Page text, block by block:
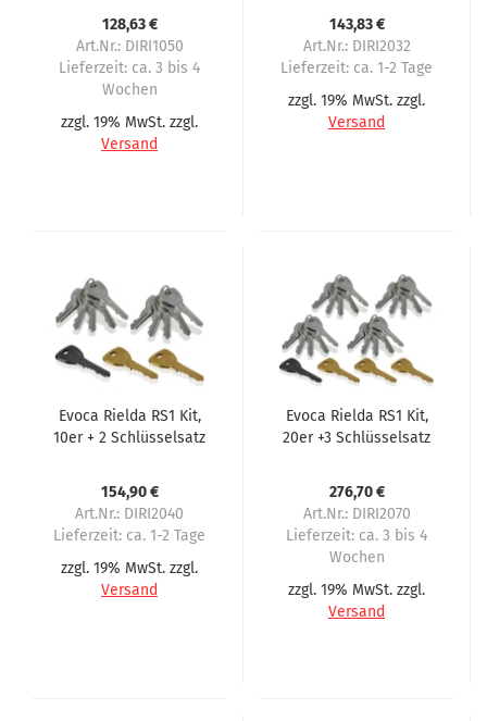
128,63 €
Art.Nr.: DIRI1050
Lieferzeit: ca. 3 bis 4
Wochen
zzgl. 19% MwSt. zzgl.
Versand
143,83 €
Art.Nr.: DIRI2032
Lieferzeit: ca. 1-2 Tage
zzgl. 19% MwSt. zzgl.
Versand
Evoca Rielda RS1 Kit,
10er + 2 Schlüsselsatz
154,90 €
Art.Nr.: DIRI2040
Lieferzeit: ca. 1-2 Tage
zzgl. 19% MwSt. zzgl.
Versand
Evoca Rielda RS1 Kit,
20er +3 Schlüsselsatz
276,70 €
Art.Nr.: DIRI2070
Lieferzeit: ca. 3 bis 4
Wochen
zzgl. 19% MwSt. zzgl.
Versand